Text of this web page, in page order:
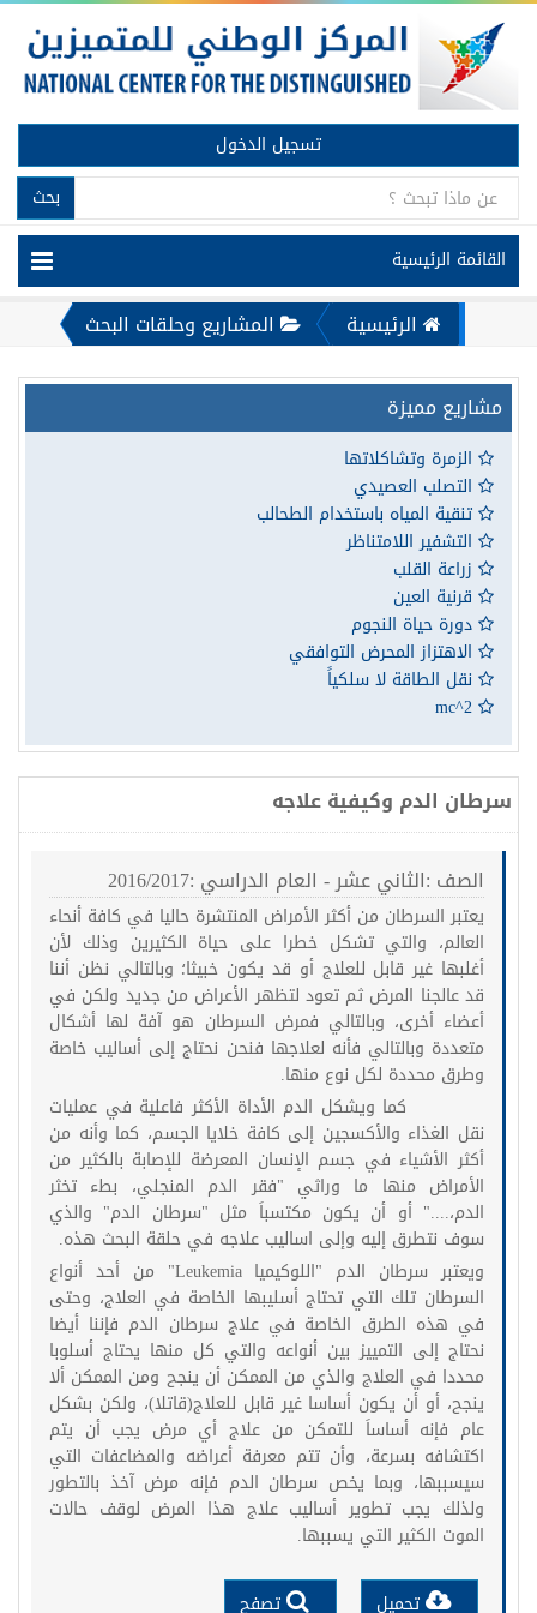
تسجيل الدخول
بحث
القائمة الرئيسية
الرئيسية المشاريع وحلقات البحث
مشاريع مميزة
الزمرة وتشاكلاتها
التصلب العصيدي
تنقية المياه باستخدام الطحالب
التشفير اللامتناظر
زراعة القلب
قرنية العين
دورة حياة النجوم
الاهتزاز المحرض التوافقي
نقل الطاقة لا سلكياً
سرطان الدم وكيفية علاجه
الصف :الثاني عشر - العام الدراسي :2016/2017
يعتبر السرطان من أكثر الأمراض المنتشرة حاليا في كافة أنحاء
العالم، والتي تشكل خطرا على حياة الكثيرين وذلك لأن
أغلبها غير قابل للعلاج أو قد يكون خبيثا؛ وبالتالي نظن أننا
قد عالجنا المرض ثم تعود لتظهر الأعراض من جديد ولكن في
أعضاء أخرى، وبالتالي فمرض السرطان هو آفة لها أشكال
متعددة وبالتالي فأنه لعلاجها فنحن نحتاج إلى أساليب خاصة
وطرق محددة لكل نوع منها.
كما ويشكل الدم الأداة الأكثر فاعلية في عمليات
نقل الغذاء والأكسجين إلى كافة خلايا الجسم، كما وأنه من
أكثر الأشياء في جسم الإنسان المعرضة للإصابة بالكثير من
الأمراض منها ما وراثي "فقر الدم المنجلي، بطء تخثر
الدم،...." أو أن يكون مكتسباَ مثل "سرطان الدم" والذي
سوف نتطرق إليه وإلى اساليب علاجه في حلقة البحث هذه.
ويعتبر سرطان الدم "اللوكيميا Leukemia" من أحد أنواع
السرطان تلك التي تحتاج أسليبها الخاصة في العلاج، وحتى
في هذه الطرق الخاصة في علاج سرطان الدم فإننا أيضا
نحتاج إلى التمييز بين أنواعه والتي كل منها يحتاج أسلوبا
محددا في العلاج والذي من الممكن أن ينجح ومن الممكن ألا
ينجح، أو أن يكون أساسا غير قابل للعلاج(قاتلا)، ولكن بشكل
عام فإنه أساساَ للتمكن من علاج أي مرض يجب أن يتم
اكتشافه بسرعة، وأن تتم معرفة أعراضه والمضاعفات التي
سيسببها، وبما يخص سرطان الدم فإنه مرض آخذ بالتطور
ولذلك يجب تطوير أساليب علاج هذا المرض لوقف حالات
الموت الكثير التي يسببها.
تحميل تصفح